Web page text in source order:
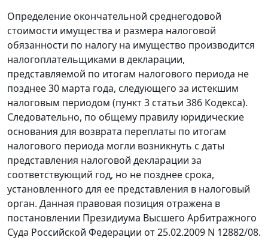
Определение окончательной среднегодовой
стоимости имущества и размера налоговой
обязанности по налогу на имущество производится
налогоплательщиками в декларации,
представляемой по итогам налогового периода не
позднее 30 марта года, следующего за истекшим
налоговым периодом (пункт 3 статьи 386 Кодекса).
Следовательно, по общему правилу юридические
основания для возврата переплаты по итогам
налогового периода могли возникнуть с даты
представления налоговой декларации за
соответствующий год, но не позднее срока,
установленного для ее представления в налоговый
орган. Данная правовая позиция отражена в
постановлении Президиума Высшего Арбитражного
Суда Российской Федерации от 25.02.2009 N 12882/08.